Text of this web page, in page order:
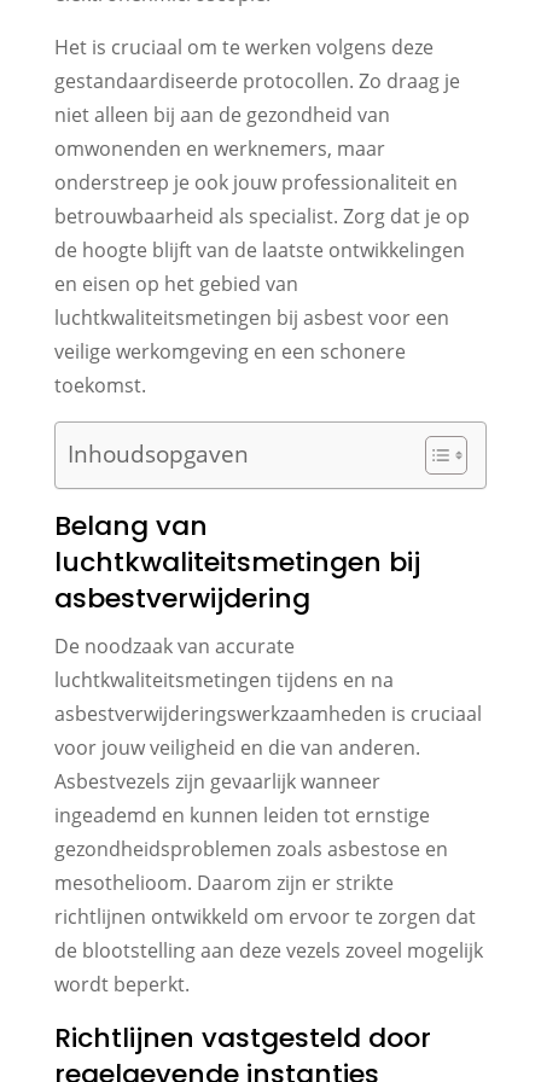
Het is cruciaal om te werken volgens deze
gestandaardiseerde protocollen. Zo draag je
niet alleen bij aan de gezondheid van
omwonenden en werknemers, maar
onderstreep je ook jouw professionaliteit en
betrouwbaarheid als specialist. Zorg dat je op
de hoogte blijft van de laatste ontwikkelingen
en eisen op het gebied van
luchtkwaliteitsmetingen bij asbest voor een
veilige werkomgeving en een schonere
toekomst.
Inhoudsopgaven
Belang van
luchtkwaliteitsmetingen bij
asbestverwijdering
De noodzaak van accurate
luchtkwaliteitsmetingen tijdens en na
asbestverwijderingswerkzaamheden is cruciaal
voor jouw veiligheid en die van anderen.
Asbestvezels zijn gevaarlijk wanneer
ingeademd en kunnen leiden tot ernstige
gezondheidsproblemen zoals asbestose en
mesothelioom. Daarom zijn er strikte
richtlijnen ontwikkeld om ervoor te zorgen dat
de blootstelling aan deze vezels zoveel mogelijk
wordt beperkt.
Richtlijnen vastgesteld door
regelgevende instanties